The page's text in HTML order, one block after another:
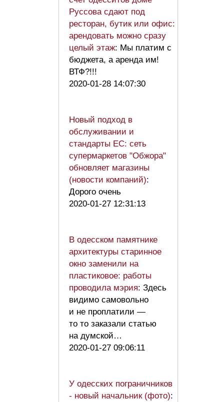
Руссова сдают под
ресторан, бутик или офис:
арендовать можно сразу
целый этаж: Мы платим с
бюджета, а аренда им!
ВТФ?!!!
2020-01-28 14:07:30
Новый подход в
обслуживании и
стандарты ЕС: сеть
супермаркетов "Обжора"
обновляет магазины
(новости компаний):
Дорого очень
2020-01-27 12:31:13
В одесском памятнике
архитектуры старинное
окно заменили на
пластиковое: работы
проводила мэрия: Здесь
видимо самовольно
и не проплатили —
то то заказали статью
на думской…
2020-01-27 09:06:11
У одесских пограничников
- новый начальник (фото):